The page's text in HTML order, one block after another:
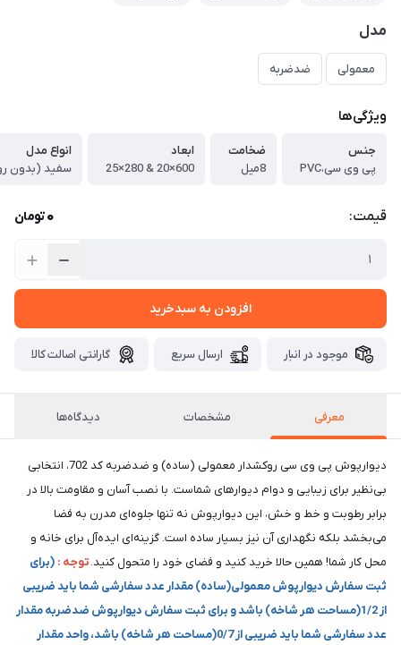
مدل
معمولی ضدضربه
ویژگی‌ها
جنس
پی وی سی،PVC
ضخامت
8میل
ابعاد
600×20 & 280×25
انواع مدل
قیمت: 0تومان
افزودن به سبدخرید
موجود در انبار ارسال سریع گارانتی اصالت کالا
معرفی مشخصات دیدگاه‌ها
دیوارپوش پی وی سی روکشدار معمولی (ساده) و ضدضربه کد 702، انتخابی
بی‌نظیر برای زیبایی و دوام دیوارهای شماست. با نصب آسان و مقاومت بالا در
برابر رطوبت و خط و خش، این دیوارپوش نه تنها جلوه‌ای مدرن به فضا
می‌بخشد بلکه نگهداری آن نیز بسیار ساده است. گزینه‌ای ایده‌آل برای خانه و
محل کار شما! همین حالا خرید کنید و فضای خود را متحول کنید.توجه : (برای
ثبت سفارش دیوارپوش معمولی(ساده) مقدار عدد سفارشی شما باید ضریبی
از 1/2(مساحت هر شاخه) باشد و برای ثبت سفارش دیوارپوش ضدضربه مقدار
عدد سفارشی شما باید ضریبی از 0/7(مساحت هر شاخه) باشد، واحد مقدار